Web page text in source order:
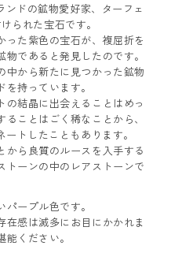
ンドの鉱物愛好家、ターフェ
られた宝石です。
った紫色の宝石が、複屈折を
であると発見したのです。
中から新たに見つかった鉱物
持っています。
結晶に出会えることはめっ
ことはごく稀なことから、
ートしたこともあります。
から良質のルースを入手する
トーンの中のレアストーンで
ープル色です。
在感は滅多にお目にかかれま
ください。